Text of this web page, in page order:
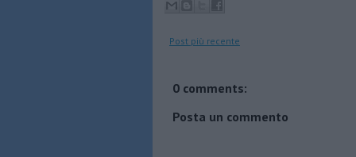
Post più recente
0 comments:
Posta un commento